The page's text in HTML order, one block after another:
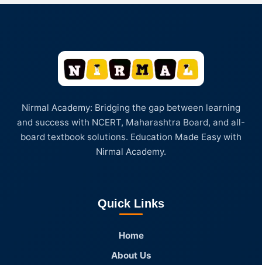
Nirmal Academy: Bridging the gap between learning
and success with NCERT, Maharashtra Board, and all-
board textbook solutions. Education Made Easy with
Nirmal Academy.
Quick Links
Home
About Us